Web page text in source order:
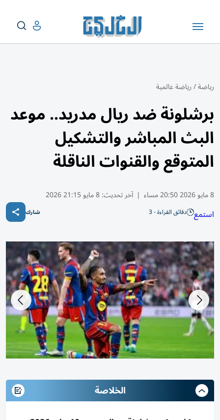
رياضة/رياضة عالمية
برشلونة ضد ريال مدريد.. موعد
البث المباشر والتشكيل
المتوقع والقنوات الناقلة
8 مايو 2026 20:50 مساء | آخر تحديث:8 مايو 21:15 2026
استمع دقائق القراءة - 3 شارك
الخلاصة